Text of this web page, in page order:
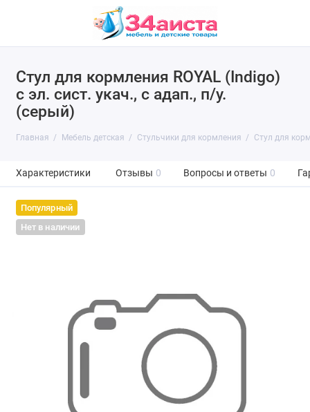
Стул для кормления ROYAL (Indigo)
с эл. сист. укач., с адап., п/у.
(серый)
Главная Мебель детская Стульчики для кормления Стул для
Характеристики Отзывы 0 Вопросы и ответы 0
Популярный
Нет в наличии